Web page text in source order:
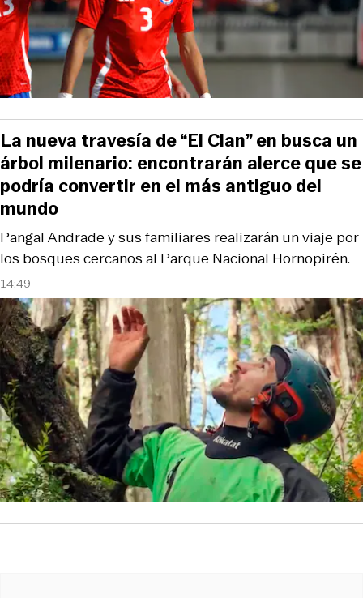
14:49
Pangal Andrade y sus familiares realizarán un viaje por
los bosques cercanos al Parque Nacional Hornopirén.
La nueva travesía de “El Clan” en busca un
árbol milenario: encontrarán alerce que se
podría convertir en el más antiguo del
mundo